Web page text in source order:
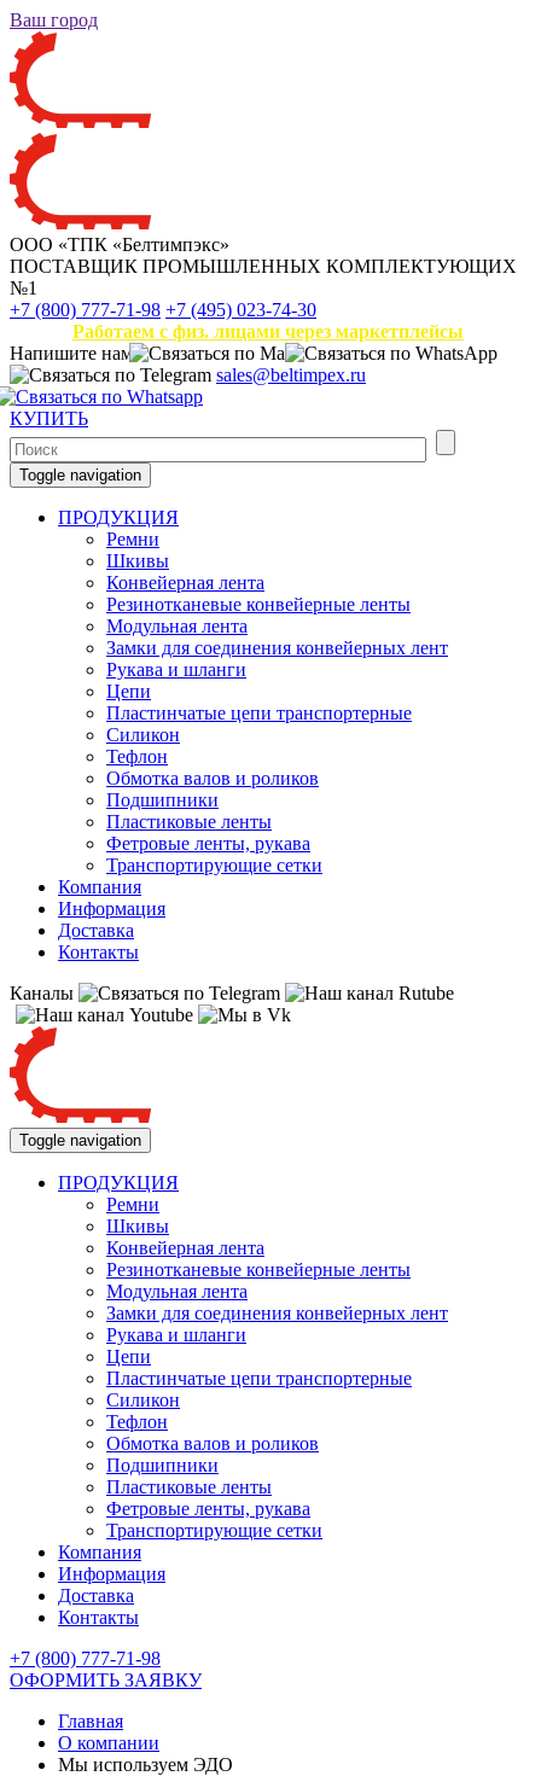
Ваш город
ООО «ТПК «Белтимпэкс»
ПОСТАВЩИК ПРОМЫШЛЕННЫХ КОМПЛЕКТУЮЩИХ
№1
+7 (800) 777-71-98 +7 (495) 023-74-30
Работаем с физ. лицами через маркетплейсы
Напишите нам
sales@beltimpex.ru
КУПИТЬ
Toggle navigation
ПРОДУКЦИЯ
Ремни
Шкивы
Конвейерная лента
Резинотканевые конвейерные ленты
Модульная лента
Замки для соединения конвейерных лент
Рукава и шланги
Цепи
Пластинчатые цепи транспортерные
Силикон
Тефлон
Обмотка валов и роликов
Подшипники
Пластиковые ленты
Фетровые ленты, рукава
Транспортирующие сетки
Компания
Информация
Доставка
Контакты
Каналы
Toggle navigation
ПРОДУКЦИЯ
Ремни
Шкивы
Конвейерная лента
Резинотканевые конвейерные ленты
Модульная лента
Замки для соединения конвейерных лент
Рукава и шланги
Цепи
Пластинчатые цепи транспортерные
Силикон
Тефлон
Обмотка валов и роликов
Подшипники
Пластиковые ленты
Фетровые ленты, рукава
Транспортирующие сетки
Компания
Информация
Доставка
Контакты
+7 (800) 777-71-98
ОФОРМИТЬ ЗАЯВКУ
Главная
О компании
Мы используем ЭДО